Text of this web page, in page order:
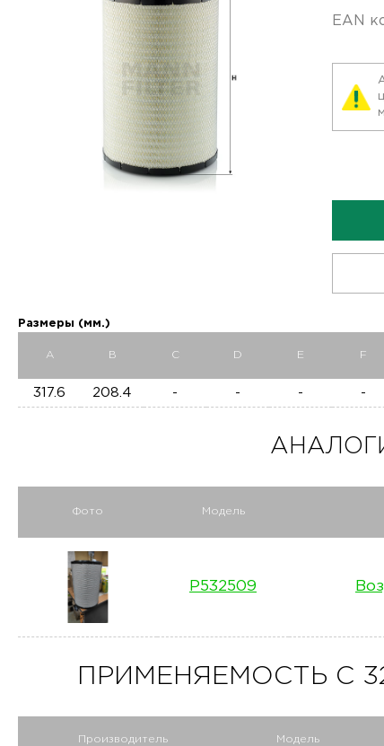
EAN
Размеры (мм.)
A B C D E F
317.6 208.4 - - - -
Фото Модель
P532509
ПРИМЕНЯЕМОСТЬ C 32
Производитель Модель